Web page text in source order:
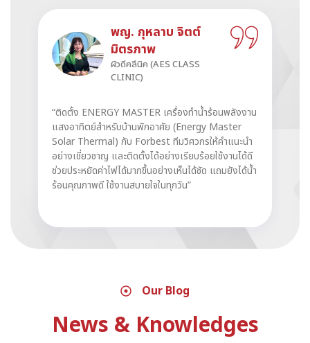
คุณกมลชนก ฐาปนากรวุฒิ
กรรมการผู้จัดการ, ภัทรา โฮม
“เราเลือกใช้เครื่องทำน้ำร้อนแบรนด์ EVERHOT นำเข้า
เพราะให้น้ำร้อนระดับ 5 ดาว คุณภาพสม่ำเสมอ และตอบ
โจทย์ไลฟ์สไตล์โครงการหรูได้ดี โดยเฉพาะความเป็นส่วน
ตัวของลูกบ้าน ด้วยดีไซน์หม้อต้มไฟฟ้าที่สามารถติดตั้ง
นอกอาคารได้อย่างลงตัว ทีมวิศวกร FORBEST ให้คำ
แนะนำบริการดีตั้งแต่ต้นจนจบโครงการ”
Our Blog
News & Knowledges